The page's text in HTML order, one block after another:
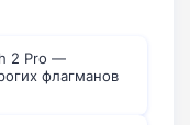
2 Pro —
флагманов